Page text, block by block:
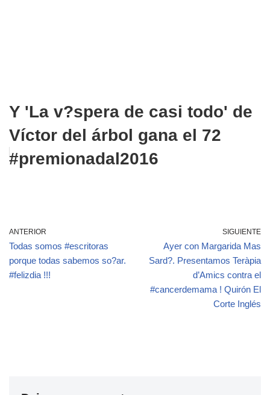
Y 'La v?spera de casi todo' de
Víctor del árbol gana el 72
#premionadal2016
ANTERIOR
Todas somos #escritoras
porque todas sabemos so?ar.
#felizdia !!!
SIGUIENTE
Ayer con Margarida Mas
Sard?. Presentamos Teràpia
d’Amics contra el
#cancerdemama ! Quirón El
Corte Inglés